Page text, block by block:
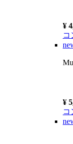
¥
コ
¥
コ